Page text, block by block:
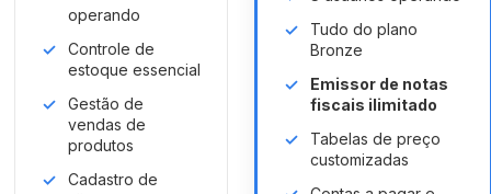
operando
Controle de
estoque essencial
Gestão de
vendas de
produtos
Cadastro de
Tudo do plano
Bronze
Emissor de notas
fiscais ilimitado
Tabelas de preço
customizadas